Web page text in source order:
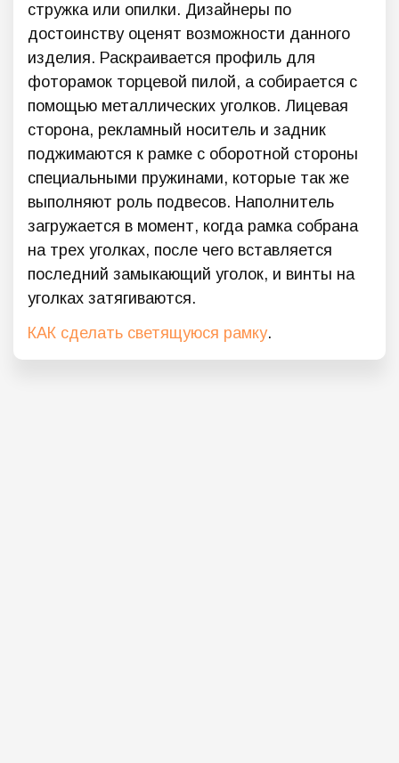
стружка или опилки. Дизайнеры по
достоинству оценят возможности данного
изделия. Раскраивается профиль для
фоторамок торцевой пилой, а собирается с
помощью металлических уголков. Лицевая
сторона, рекламный носитель и задник
поджимаются к рамке с оборотной стороны
специальными пружинами, которые так же
выполняют роль подвесов. Наполнитель
загружается в момент, когда рамка собрана
на трех уголках, после чего вставляется
последний замыкающий уголок, и винты на
уголках затягиваются.
КАК сделать светящуюся рамку.